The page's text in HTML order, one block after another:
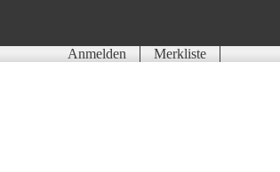
Anmelden Merkliste